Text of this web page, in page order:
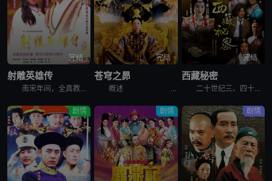
完结
射雕英雄传
南宋年间，全真教道士丘处机与江南七怪武功不相上下，两方决定各培养一个徒弟，日后比武来决定双方武功高低。丘处机的徒弟是金国小王子杨康（苗侨伟 饰），江南七怪的徒弟则是自小随母亲在蒙古生活的郭靖（黄日
完结
苍穹之昴
概述 &nbs
完结
西藏秘密
二十世纪三、四十年代的西藏是怎样的面貌？这部剧通过藏人说藏人的形式，力求真实还原那个时候西藏真实的风土人情和日常生活。借扎西顿珠这个人物，讲述了他为推翻西藏农奴制度的传奇一生。 &n
剧情 剧情 剧情